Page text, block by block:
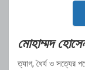
মোহাম্মদ
ত্যাগ, ধৈর্য ও সত্যের